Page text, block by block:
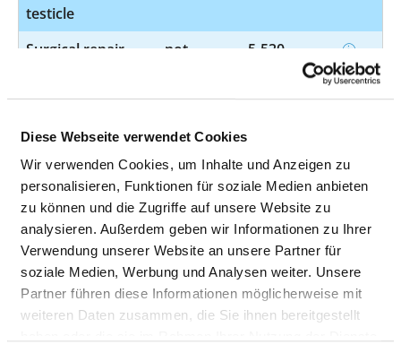
Diese Webseite verwendet Cookies
Wir verwenden Cookies, um Inhalte und Anzeigen zu
personalisieren, Funktionen für soziale Medien anbieten
zu können und die Zugriffe auf unsere Website zu
analysieren. Außerdem geben wir Informationen zu Ihrer
Verwendung unserer Website an unsere Partner für
soziale Medien, Werbung und Analysen weiter. Unsere
Partner führen diese Informationen möglicherweise mit
weiteren Daten zusammen, die Sie ihnen bereitgestellt
testicle
Surgical repair
not
5-530
Exchange or
urinary
catheter
through the
abdominal
wall
not
Examination
of the
not
specified
1-694